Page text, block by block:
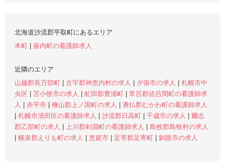
北海道沙流郡平取町にあるエリア
本町
振内町の看護師求人
近隣のエリア
山越郡長万部町
古宇郡神恵内村の求人 夕張市の求人
札幌市中
央区
苫小牧市の求人 虻田郡豊浦町
常呂郡佐呂間町の看護師求
人
赤平市 檜山郡上ノ国町の求人
勇払郡むかわ町の看護師求人
札幌市清田区の看護師求人 沙流郡日高町 千歳市の求人
爾志
郡乙部町の求人
上川郡剣淵町の看護師求人
島牧郡島牧村の求人
幌泉郡えりも町の求人 恵庭市 足寄郡足寄町 釧路市の求人